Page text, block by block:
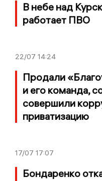
В небе над
работает ПВО
22/07 14:24
Продали
и его команда,
совершили
приватизацию
17/07 17:07
Бондаренко